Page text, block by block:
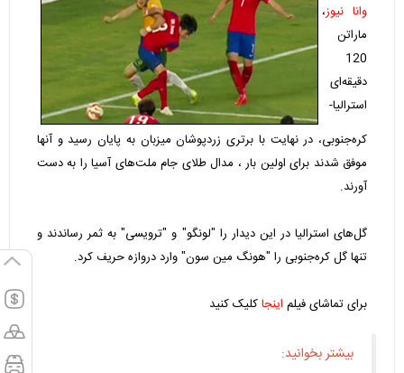
وانا نیوز،
ماراتن
120
دقیقه‌ای
استرالیا-
کره‌جنوبی، در نهایت با برتری زردپوشان میزبان به پایان رسید و آنها
موفق شدند برای اولین بار ، مدال طلای جام ملت‌های آسیا را به دست
آورند.
گل‌های استرالیا در این دیدار را "لونگو" و "ترویسی" به ثمر رساندند و
تنها گل کره‌جنوبی را "هونگ مین سون" وارد دروازه حریف کرد.
برای تماشای فیلم اینجاکلیک کنید
بیشتر بخوانید: